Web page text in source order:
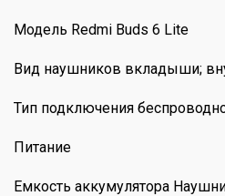
Модель Redmi Buds 6 Lite
Вид наушников вкладыши;
Тип подключения
Питание
Емкость аккумулятора